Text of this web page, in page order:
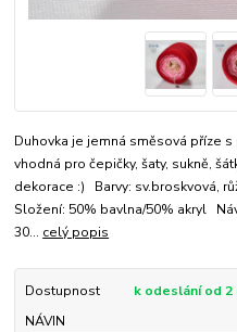
Duhovka je jemná směsová příze
vhodná pro čepičky, šaty, sukně,
dekorace :) Barvy: sv.broskvová,
Složení: 50% bavlna/50% akryl
30... celý popis
Dostupnost
k odeslání od 2
NÁVIN